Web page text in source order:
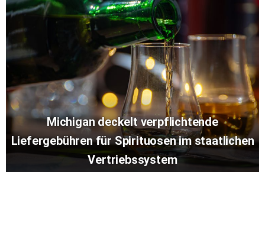
Michigan deckelt verpflichtende
Liefergebühren für Spirituosen im staatlichen
Vertriebssystem